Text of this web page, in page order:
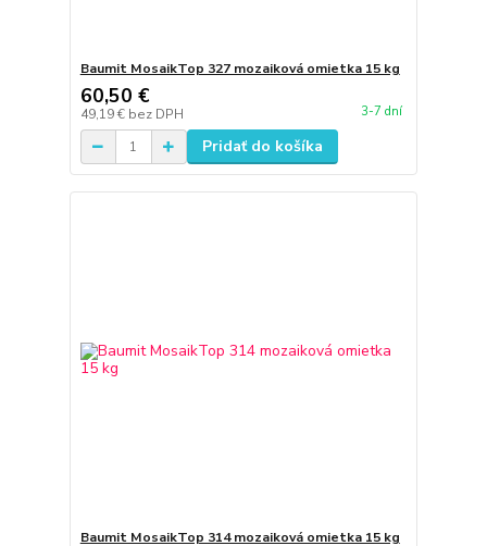
Baumit MosaikTop 327 mozaiková omietka 15 kg
60,50 €
49,19 € bez DPH 3-7 dní
Pridať do košíka
Baumit MosaikTop 314 mozaiková omietka 15 kg